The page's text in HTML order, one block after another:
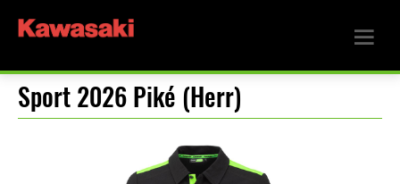
Sport 2026 Piké (Herr)